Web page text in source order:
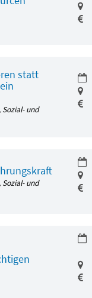
statt
und
und